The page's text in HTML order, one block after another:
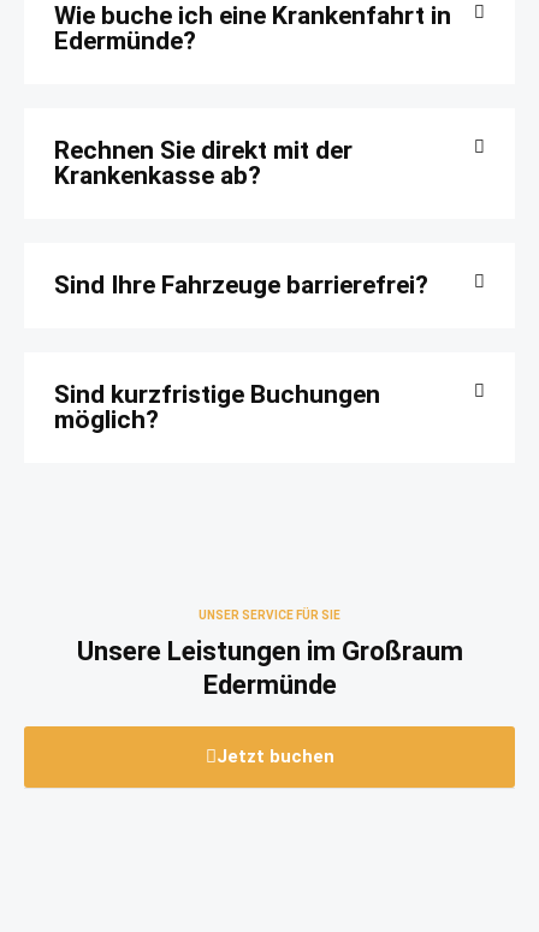
Wie buche ich eine Krankenfahrt in
Edermünde?
Rechnen Sie direkt mit der
Krankenkasse ab?
Sind Ihre Fahrzeuge barrierefrei?
Sind kurzfristige Buchungen
möglich?
UNSER SERVICE FÜR SIE
Unsere Leistungen im Großraum
Edermünde
Jetzt buchen